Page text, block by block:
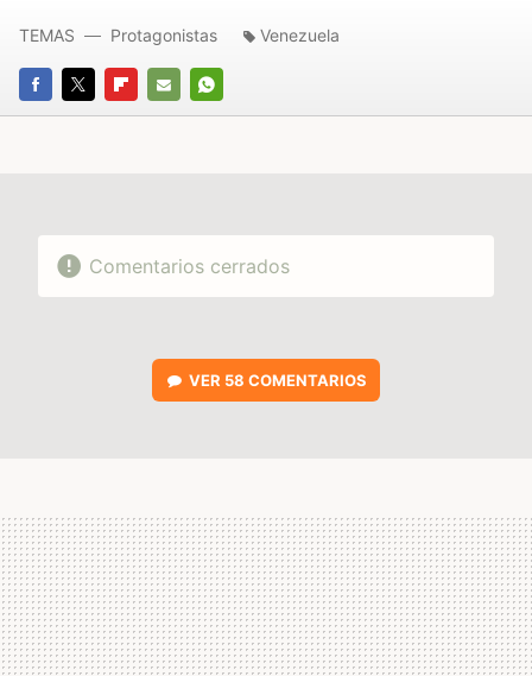
FACEBOOK
TWITTERFLIPBOARD
E-
WHATSAPP
TEMAS Protagonistas Venezuela
Comentarios cerrados
VER 58 COMENTARIOS